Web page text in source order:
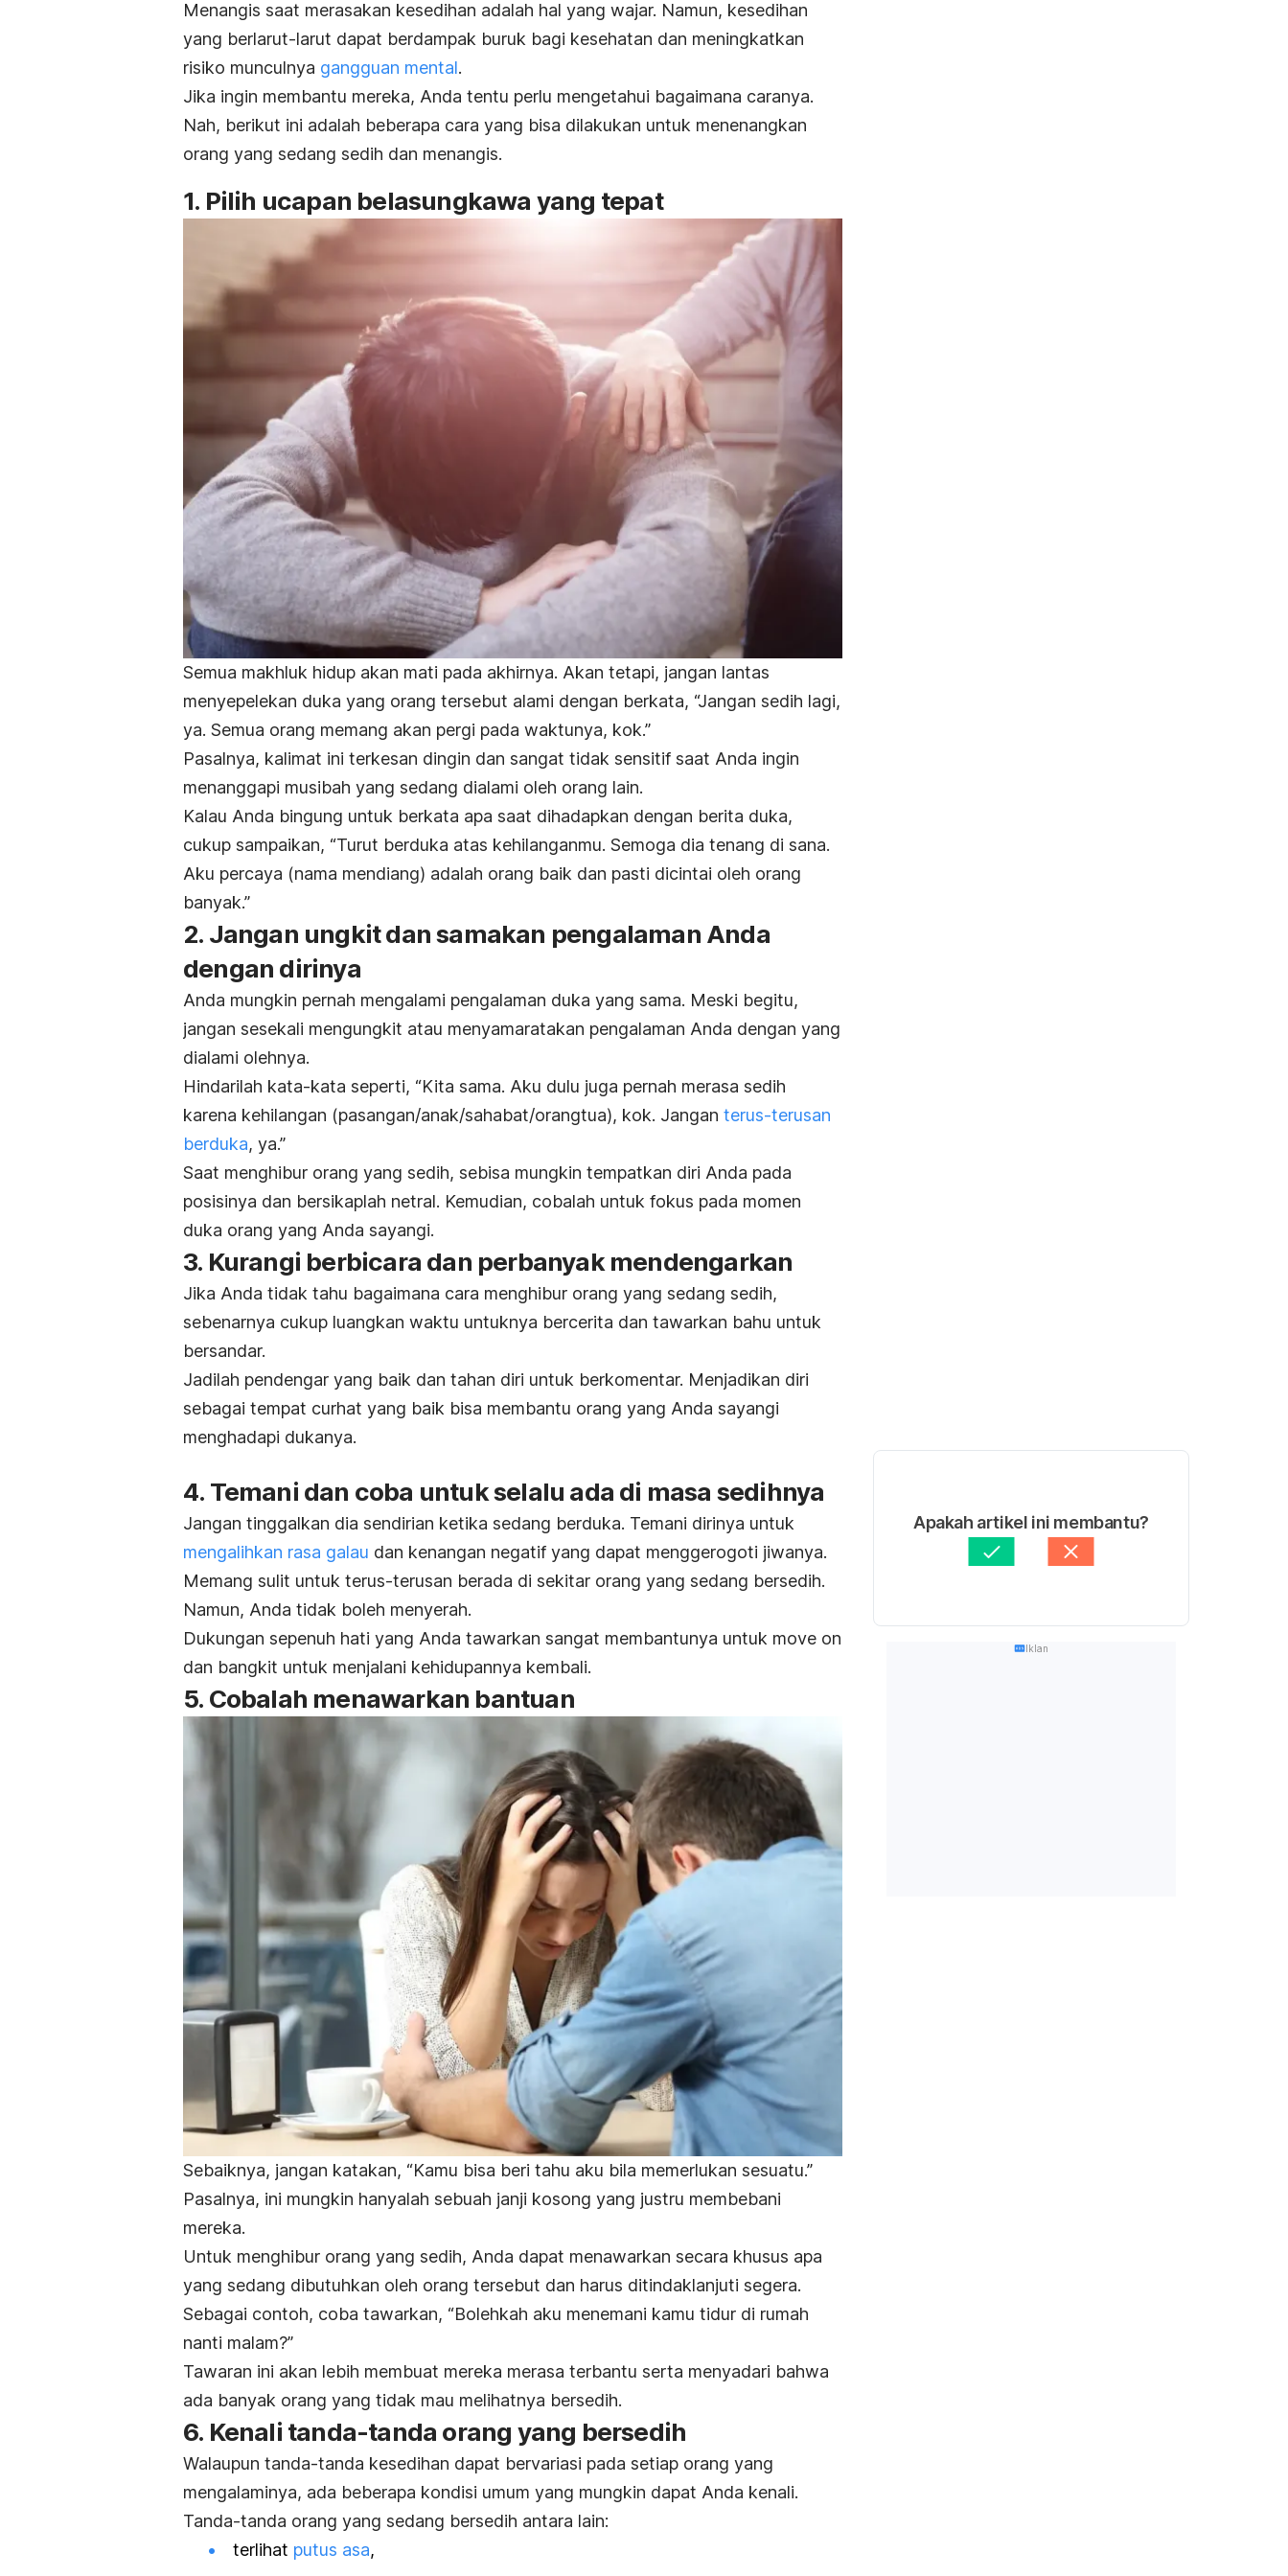
Menangis saat merasakan kesedihan adalah hal yang wajar. Namun, kesedihan
yang berlarut-larut dapat berdampak buruk bagi kesehatan dan meningkatkan
risiko munculnya gangguan mental.
Jika ingin membantu mereka, Anda tentu perlu mengetahui bagaimana caranya.
Nah, berikut ini adalah beberapa cara yang bisa dilakukan untuk menenangkan
orang yang sedang sedih dan menangis.
1. Pilih ucapan belasungkawa yang tepat
Semua makhluk hidup akan mati pada akhirnya. Akan tetapi, jangan lantas
menyepelekan duka yang orang tersebut alami dengan berkata, “Jangan sedih lagi,
ya. Semua orang memang akan pergi pada waktunya, kok.”
Pasalnya, kalimat ini terkesan dingin dan sangat tidak sensitif saat Anda ingin
menanggapi musibah yang sedang dialami oleh orang lain.
Kalau Anda bingung untuk berkata apa saat dihadapkan dengan berita duka,
cukup sampaikan, “Turut berduka atas kehilanganmu. Semoga dia tenang di sana.
Aku percaya (nama mendiang) adalah orang baik dan pasti dicintai oleh orang
banyak.”
2. Jangan ungkit dan samakan pengalaman Anda
dengan dirinya
Anda mungkin pernah mengalami pengalaman duka yang sama. Meski begitu,
jangan sesekali mengungkit atau menyamaratakan pengalaman Anda dengan yang
dialami olehnya.
Hindarilah kata-kata seperti, “Kita sama. Aku dulu juga pernah merasa sedih
karena kehilangan (pasangan/anak/sahabat/orangtua), kok. Jangan terus-terusan
berduka, ya.”
Saat menghibur orang yang sedih, sebisa mungkin tempatkan diri Anda pada
posisinya dan bersikaplah netral. Kemudian, cobalah untuk fokus pada momen
duka orang yang Anda sayangi.
3. Kurangi berbicara dan perbanyak mendengarkan
Jika Anda tidak tahu bagaimana cara menghibur orang yang sedang sedih,
sebenarnya cukup luangkan waktu untuknya bercerita dan tawarkan bahu untuk
bersandar.
Jadilah pendengar yang baik dan tahan diri untuk berkomentar. Menjadikan diri
sebagai tempat curhat yang baik bisa membantu orang yang Anda sayangi
menghadapi dukanya.
4. Temani dan coba untuk selalu ada di masa sedihnya
Jangan tinggalkan dia sendirian ketika sedang berduka. Temani dirinya untuk
mengalihkan rasa galau dan kenangan negatif yang dapat menggerogoti jiwanya.
Memang sulit untuk terus-terusan berada di sekitar orang yang sedang bersedih.
Namun, Anda tidak boleh menyerah.
Dukungan sepenuh hati yang Anda tawarkan sangat membantunya untuk move on
dan bangkit untuk menjalani kehidupannya kembali.
5. Cobalah menawarkan bantuan
Sebaiknya, jangan katakan, “Kamu bisa beri tahu aku bila memerlukan sesuatu.”
Pasalnya, ini mungkin hanyalah sebuah janji kosong yang justru membebani
mereka.
Untuk menghibur orang yang sedih, Anda dapat menawarkan secara khusus apa
yang sedang dibutuhkan oleh orang tersebut dan harus ditindaklanjuti segera.
Sebagai contoh, coba tawarkan, “Bolehkah aku menemani kamu tidur di rumah
nanti malam?”
Tawaran ini akan lebih membuat mereka merasa terbantu serta menyadari bahwa
ada banyak orang yang tidak mau melihatnya bersedih.
6. Kenali tanda-tanda orang yang bersedih
Walaupun tanda-tanda kesedihan dapat bervariasi pada setiap orang yang
mengalaminya, ada beberapa kondisi umum yang mungkin dapat Anda kenali.
Tanda-tanda orang yang sedang bersedih antara lain:
terlihat putus asa,
Apakah artikel ini membantu?
Iklan